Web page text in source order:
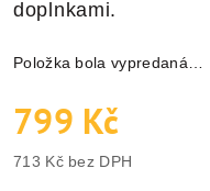
doplnkami.
Položka bola vypredaná…
799 Kč
713 Kč bez DPH